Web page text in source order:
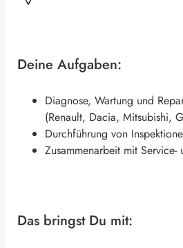
Deine Aufgaben:
Diagnose, Wartung und
(Renault, Dacia, Mitsubishi,
Durchführung von
Zusammenarbeit mit Service-
Das bringst Du mit: